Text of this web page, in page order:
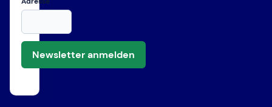
Newsletter anmelden